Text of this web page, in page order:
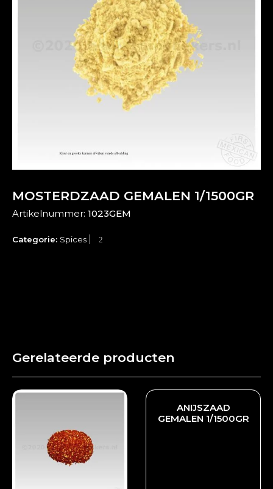
MOSTERDZAAD GEMALEN 1/1500GR
Artikelnummer: 1023GEM
Categorie: Spices
Gerelateerde producten
ANIJSZAAD
GEMALEN 1/1500GR